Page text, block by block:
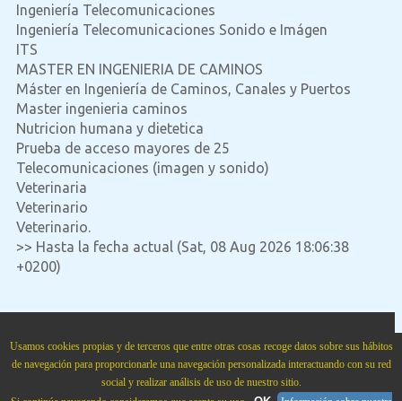
Usamos cookies propias y de terceros que entre otras cosas recoge datos sobre sus hábitos
de navegación para proporcionarle una navegación personalizada interactuando con su red
social y realizar análisis de uso de nuestro sitio.
Ingeniería Telecomunicaciones
Ingeniería Telecomunicaciones Sonido e Imágen
ITS
MASTER EN INGENIERIA DE CAMINOS
Máster en Ingeniería de Caminos, Canales y Puertos
Master ingenieria caminos
Nutricion humana y dietetica
Prueba de acceso mayores de 25
Telecomunicaciones (imagen y sonido)
Veterinaria
Veterinario
Veterinario.
>> Hasta la fecha actual (Sat, 08 Aug 2026 18:06:38
+0200)
Teléfono: 915151321. cartagena99.com
Ver Consultas Recibidas Ver Currículums Recibidos